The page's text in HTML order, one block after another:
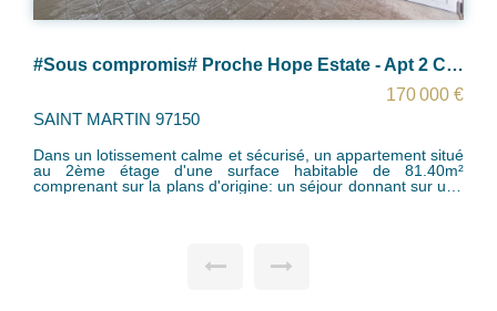
#Sous compromis# Proche Hope Estate - Apt 2 Chb à rénover
170 000 €
SAINT MARTIN 97150
Dans un lotissement calme et sécurisé, un appartement situé
au 2ème étage d'une surface habitable de 81.40m²
comprenant sur la plans d'origine: un séjour donnant sur une